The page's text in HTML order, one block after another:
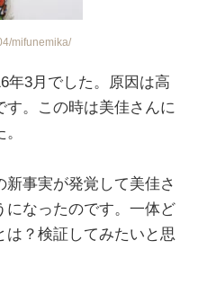
mifunemika/
年3月でした。原因は高
。この時は美佳さんに
新事実が発覚して美佳さ
になったのです。一体ど
は？検証してみたいと思